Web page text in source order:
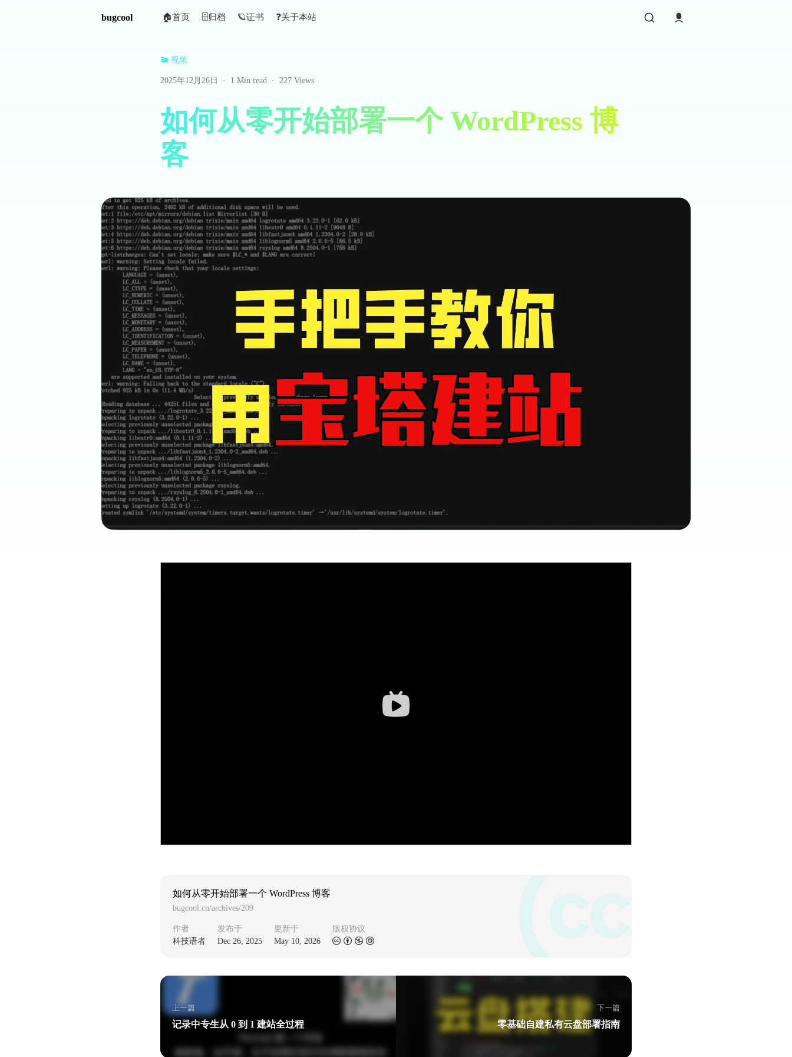
bugcool 🏠️首页 🗄️归档 🪐证书 ❓️关于本站
视频
2025年12月26日 · 1 Min read · 227 Views
如何从零开始部署一个 WordPress 博
客
如何从零开始部署一个 WordPress 博客
bugcool.cn/archives/209
作者
科技语者
发布于
Dec 26, 2025
更新于
May 10, 2026
版权协议
上一篇
记录中专生从 0 到 1 建站全过程
下一篇
零基础自建私有云盘部署指南